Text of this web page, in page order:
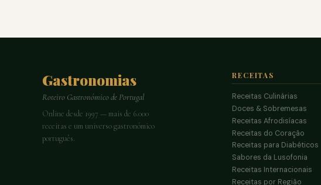
Gastronomias
Roteiro Gastronómico de Portugal
Online desde 1997 — mais de 6.000
receitas e um universo gastronómico
português.
RECEITAS
Receitas Culinárias
Doces & Sobremesas
Receitas Afrodisíacas
Receitas do Coração
Receitas para Diabéticos
Sabores da Lusofonia
Receitas Internacionais
Receitas por Região